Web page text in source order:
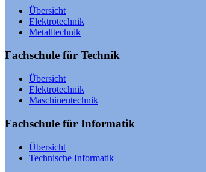
Übersicht
Elektrotechnik
Metalltechnik
Fachschule für Technik
Übersicht
Elektrotechnik
Maschinentechnik
Fachschule für Informatik
Übersicht
Technische Informatik